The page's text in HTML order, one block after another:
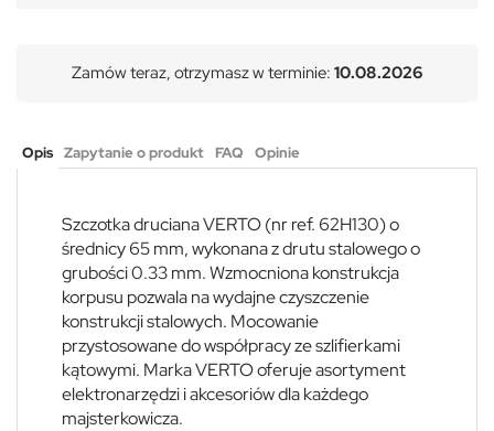
Zamów teraz, otrzymasz w terminie: 10.08.2026
Opis Zapytanie o produkt FAQ Opinie
Szczotka druciana VERTO (nr ref. 62H130) o
średnicy 65 mm, wykonana z drutu stalowego o
grubości 0.33 mm. Wzmocniona konstrukcja
korpusu pozwala na wydajne czyszczenie
konstrukcji stalowych. Mocowanie
przystosowane do współpracy ze szlifierkami
kątowymi. Marka VERTO oferuje asortyment
elektronarzędzi i akcesoriów dla każdego
majsterkowicza.